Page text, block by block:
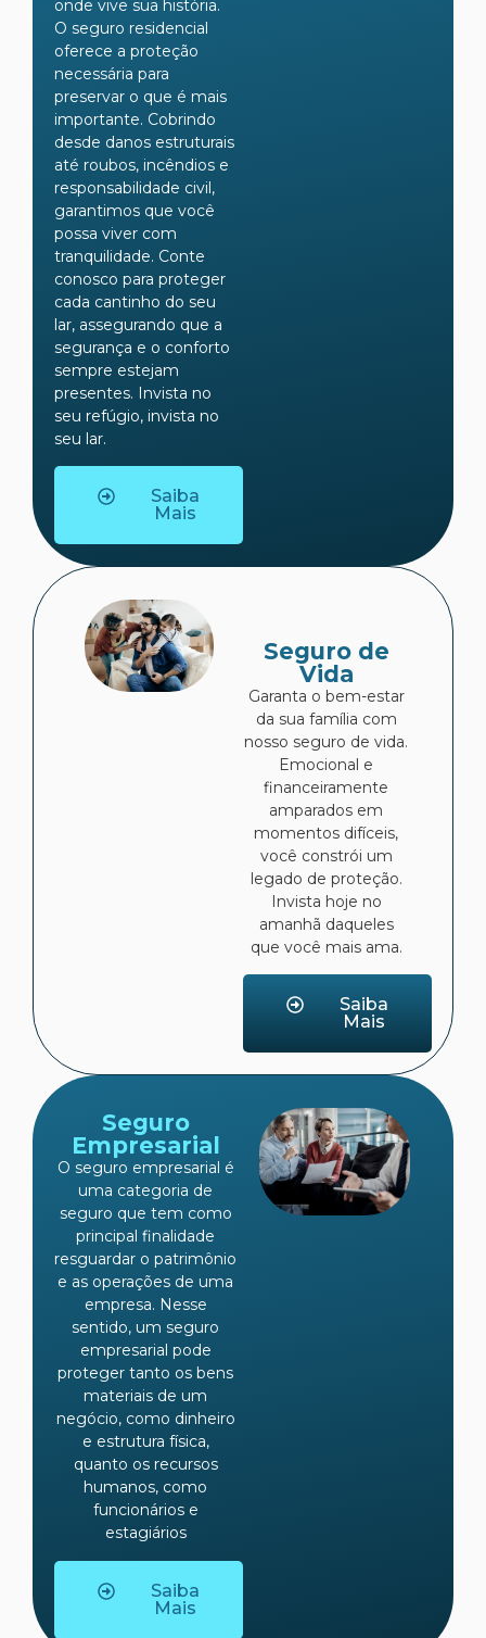
onde vive sua história.
O seguro residencial
oferece a proteção
necessária para
preservar o que é mais
importante. Cobrindo
desde danos estruturais
até roubos, incêndios e
responsabilidade civil,
garantimos que você
possa viver com
tranquilidade. Conte
conosco para proteger
cada cantinho do seu
lar, assegurando que a
segurança e o conforto
sempre estejam
presentes. Invista no
seu refúgio, invista no
seu lar.
Saiba
Mais
Seguro de
Vida
Garanta o bem-estar
da sua família com
nosso seguro de vida.
Emocional e
financeiramente
amparados em
momentos difíceis,
você constrói um
legado de proteção.
Invista hoje no
amanhã daqueles
que você mais ama.
Saiba
Mais
Seguro
Empresarial
O seguro empresarial é
uma categoria de
seguro que tem como
principal finalidade
resguardar o patrimônio
e as operações de uma
empresa. Nesse
sentido, um seguro
empresarial pode
proteger tanto os bens
materiais de um
negócio, como dinheiro
e estrutura física,
quanto os recursos
humanos, como
funcionários e
estagiários
Saiba
Mais